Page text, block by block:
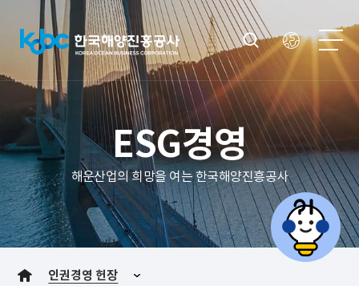
ESG경영
해운산업의 희망을 여는 한국해양진흥공사
인권경영 헌장